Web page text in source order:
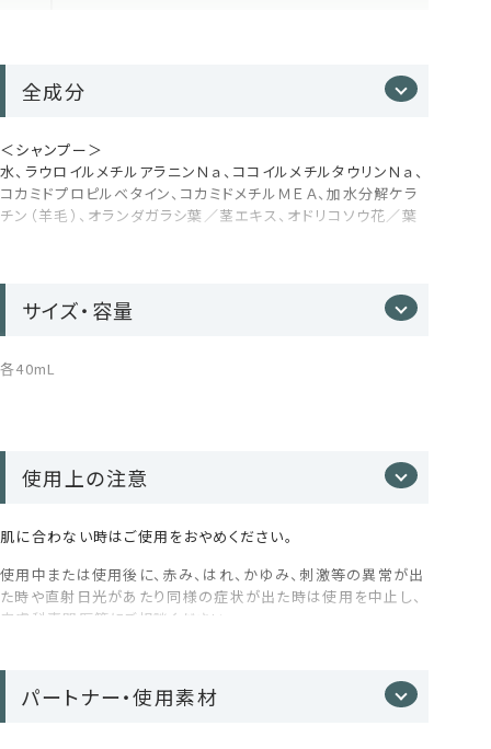
* 香りによる気分をリフレッシュする体験のこと
シャンプー４つの特徴
アミノ酸系濃密泡が、やさしくオフ
細かな濃密泡が、地肌に必要な潤いを守りながら、1日の
汚れをすっきりと洗い流します。
3種の『ヒト型』セラミド*²が、大人の髪
髪の密度を補い、潤いをキープ。内側からしなやかで健やか
ノンシリコンなのに、驚くほどなめらか
頭皮ストレスと心を癒すウッディ系フレッシュハーブの香り
まるで森の中で深呼吸しているような、心までほどけるアロマ体
験をお楽しみください。
全成分
＜シャンプー＞
水、ラウロイルメチルアラニンＮａ、ココイルメチルタウリンＮａ、
コカミドプロピルベタイン、コカミドメチルＭＥＡ、加水分解ケラ
チン（羊毛）、オランダガラシ葉／茎エキス、オドリコソウ花／葉
花エキス、ゴボウ根エキス、ローズマリー葉エキス、セラミドＮ
Ｐ、セラミドＡＰ、セラミドＥＯＰ、ラベンダー油、ローズマリー葉
油、アトラスシーダー樹皮油、スギ枝／葉油、クオタニウム－３
酸、トコフェロール、トリイソステアリン酸ＰＥＧ－１６０ソルビタ
ヘキシルグリセリン、キサンタンガム、カルボマー
＜トリートメント＞
ス-5、ベヘニルアルコール、ミリスチルアルコール、ステアルトリ
ロピルトリモニウムクロリド、加水分解ケラチン(羊毛)、ヒマワリ
種子油、セイヨウキズタ葉/茎エキス、ゴボウ根エキス、オランダ
花/葉/茎エキス、ローズマリー葉エキス、ラベンダー油、ローズ
マリー葉油、アトラスシー、ー樹皮油、スギ枝/葉油、グリセリルグ
ルコシド、ラウロイルアルギニン、トコフェロール、ダイズ油、シア
サイズ・容量
各40mL
使用上の注意
肌に合わない時はご使用をおやめください。
使用中または使用後に、赤み、はれ、かゆみ、刺激等の異常が出
た時や直射日光があたり同様の症状が出た時は使用を中止し、
皮膚科専門医等にご相談ください。
パートナー・使用素材